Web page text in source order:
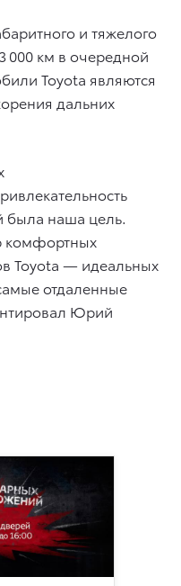
и тяжелого
000 км в очередной
Toyota являются
дальних
была наша цель.
комфортных
Toyota — идеальных
отдаленные
Юрий